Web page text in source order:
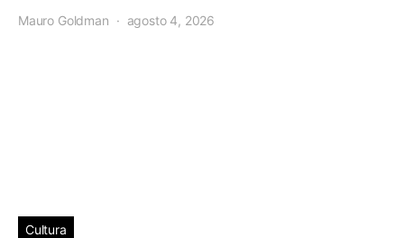
Mauro Goldman agosto 4, 2026
Cultura